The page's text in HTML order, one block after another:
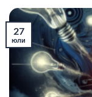
27
юли